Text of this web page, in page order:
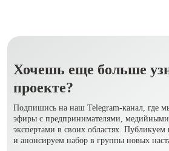
Хочешь еще больше
проекте?
Подпишись на наш Telegram-канал, где
эфиры с предпринимателями,
экспертами в своих областях.
и анонсируем набор в группы новых